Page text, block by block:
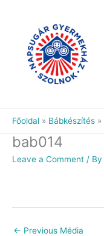
Főoldal Bábkészítés
bab014
Leave a Comment / By
← Previous Média